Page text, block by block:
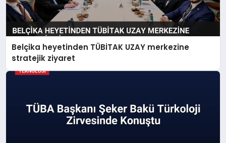
Belçika heyetinden TÜBİTAK UZAY merkezine
stratejik ziyaret